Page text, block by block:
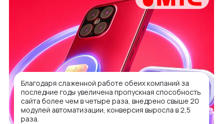
Благодаря слаженной работе обеих компаний за
последние годы увеличена пропускная способность
сайта более чем в четыре раза, внедрено свыше 20
модулей автоматизации, конверсия выросла в 2,5
раза.